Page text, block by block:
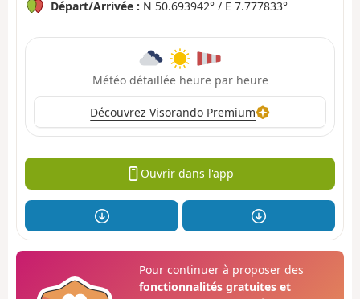
Départ/Arrivée : N 50.693942° / E 7.777833°
Météo détaillée heure par heure
Découvrez Visorando Premium
Ouvrir dans l'app
Pour continuer à proposer des
fonctionnalités gratuites et